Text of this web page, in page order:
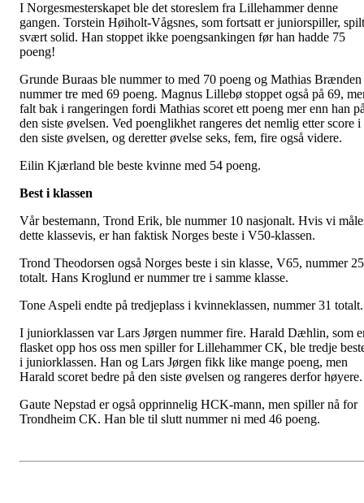
I Norgesmesterskapet ble det storeslem fra Lillehammer denne
gangen. Torstein Høiholt-Vågsnes, som fortsatt er juniorspiller,
svært solid. Han stoppet ikke poengsankingen før han hadde 75
poeng!
Grunde Buraas ble nummer to med 70 poeng og Mathias Brænden
nummer tre med 69 poeng. Magnus Lillebø stoppet også på 69,
falt bak i rangeringen fordi Mathias scoret ett poeng mer enn han
den siste øvelsen. Ved poenglikhet rangeres det nemlig etter score i
den siste øvelsen, og deretter øvelse seks, fem, fire også videre.
Eilin Kjærland ble beste kvinne med 54 poeng.
Best i klassen
Vår bestemann, Trond Erik, ble nummer 10 nasjonalt. Hvis vi
dette klassevis, er han faktisk Norges beste i V50-klassen.
Trond Theodorsen også Norges beste i sin klasse, V65, nummer 25
totalt. Hans Kroglund er nummer tre i samme klasse.
Tone Aspeli endte på tredjeplass i kvinneklassen, nummer 31 totalt.
I juniorklassen var Lars Jørgen nummer fire. Harald Dæhlin, som
flasket opp hos oss men spiller for Lillehammer CK, ble tredje
i juniorklassen. Han og Lars Jørgen fikk like mange poeng, men
Harald scoret bedre på den siste øvelsen og rangeres derfor høyere.
Gaute Nepstad er også opprinnelig HCK-mann, men spiller nå for
Trondheim CK. Han ble til slutt nummer ni med 46 poeng.